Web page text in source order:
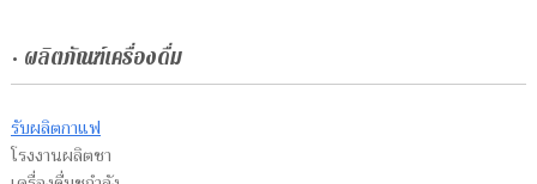
• ผลิตภัณฑ์เครื่องดื่ม
รับผลิตกาแฟ
โรงงานผลิตชา